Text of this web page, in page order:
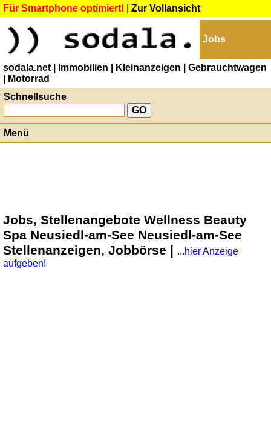
Für Smartphone optimiert! Zur Vollansicht
Jobs
sodala.net | Immobilien | Kleinanzeigen
| Gebrauchtwagen
| Motorrad
Schnellsuche
Menü
Jobs, Stellenangebote Wellness Beauty
Spa Neusiedl-am-See Neusiedl-am-See
Stellenanzeigen, Jobbörse | ...hier Anzeige
aufgeben!